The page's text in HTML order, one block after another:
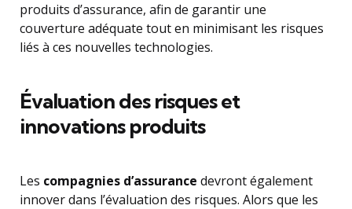
produits d’assurance, afin de garantir une
couverture adéquate tout en minimisant les risques
liés à ces nouvelles technologies.
Évaluation des risques et
innovations produits
Les compagnies d’assurance devront également
innover dans l’évaluation des risques. Alors que les